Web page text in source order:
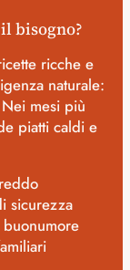
bisogno?
ricche e
naturale:
mesi più
piatti caldi e
sicurezza